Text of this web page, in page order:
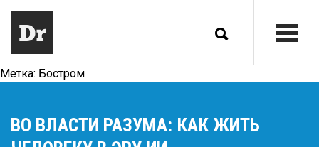
Метка: Бостром
ВО ВЛАСТИ РАЗУМА: КАК ЖИТЬ